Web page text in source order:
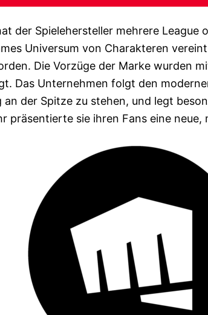
der Spielehersteller mehrere League
Universum von Charakteren
Die Vorzüge der Marke wurden
Das Unternehmen folgt den
an der Spitze zu stehen, und legt
präsentierte sie ihren Fans eine